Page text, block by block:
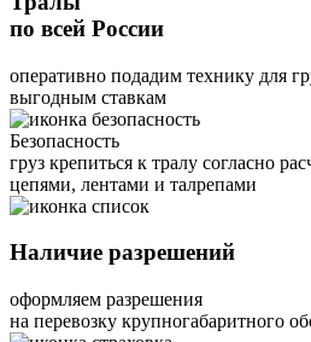
по всей России
оперативно подадим технику для
выгодным ставкам
Безопасность
груз крепиться к тралу согласно
цепями, лентами и талрепами
Наличие разрешений
оформляем разрешения
на перевозку крупногабаритного